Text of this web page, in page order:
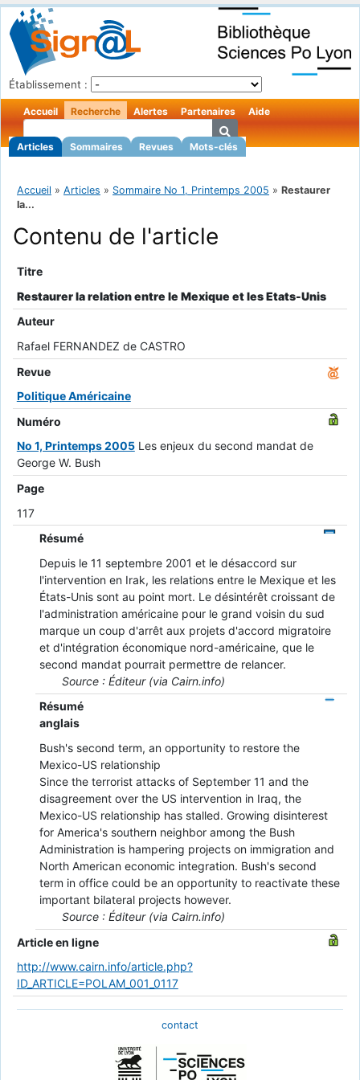
Établissement :
Accueil Recherche
Articles Sommaires Revues Mots-clés
Alertes Partenaires Aide
Accueil » Articles » Sommaire No 1, Printemps 2005 » Restaurer
la...
Contenu de l'article
Titre
Restaurer la relation entre le Mexique et les Etats-Unis
Auteur
Rafael FERNANDEZ de CASTRO
Revue
Politique Américaine
Numéro
No 1, Printemps 2005 Les enjeux du second mandat de
George W. Bush
Page
117
Résumé
Depuis le 11 septembre 2001 et le désaccord sur
l'intervention en Irak, les relations entre le Mexique et les
États-Unis sont au point mort. Le désintérêt croissant de
l'administration américaine pour le grand voisin du sud
marque un coup d'arrêt aux projets d'accord migratoire
et d'intégration économique nord-américaine, que le
second mandat pourrait permettre de relancer.
Source : Éditeur (via Cairn.info)
Résumé
anglais
Bush's second term, an opportunity to restore the
Mexico-US relationship
Since the terrorist attacks of September 11 and the
disagreement over the US intervention in Iraq, the
Mexico-US relationship has stalled. Growing disinterest
for America's southern neighbor among the Bush
Administration is hampering projects on immigration and
North American economic integration. Bush's second
term in office could be an opportunity to reactivate these
important bilateral projects however.
Source : Éditeur (via Cairn.info)
Article en ligne
http://www.cairn.info/article.php?
ID_ARTICLE=POLAM_001_0117
contact